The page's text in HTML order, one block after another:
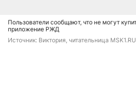
Пользователи сообщают, что не могут
приложение РЖД
Источник: Виктория, читательница MSK1.RU